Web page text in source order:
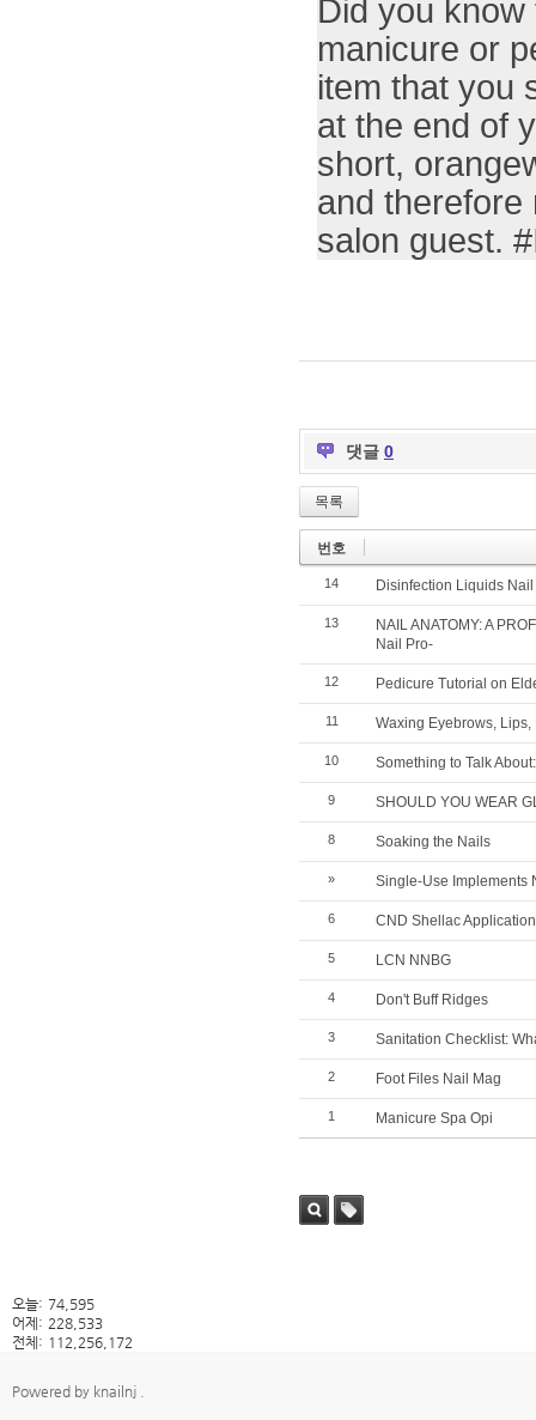
Did you
manicure or
item that you
at the end of
short,
and therefore
salon guest.
댓글 0
목록
번호
14 Disinfection Liquids
13
NAIL ANATOMY: A
Nail Pro-
12 Pedicure Tutorial on
11 Waxing Eyebrows, Lips,
10 Something to Talk
9 SHOULD YOU WEAR
8 Soaking the Nails
» Single-Use Implements
6 CND Shellac Application
5 LCN NNBG
4 Don't Buff Ridges
3 Sanitation Checklist:
2 Foot Files Nail Mag
1 Manicure Spa Opi
오늘: 74,595
어제: 228,533
전체: 112,256,172
Powered by knailnj